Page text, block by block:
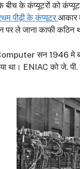
के कंप्यूटरों को
पीढ़ी के कंप्यूटरआकार
पर ले जाना काफी कठिन
सन 1946 मे
था। ENIAC को जे.